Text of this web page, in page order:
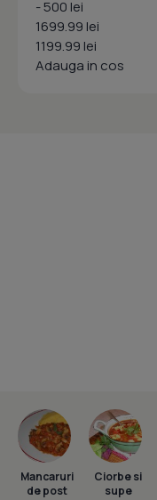
- 500 lei
1699.99 lei
1199.99 lei
Adauga in cos
Mancaruri
de post
Ciorbe si
supe